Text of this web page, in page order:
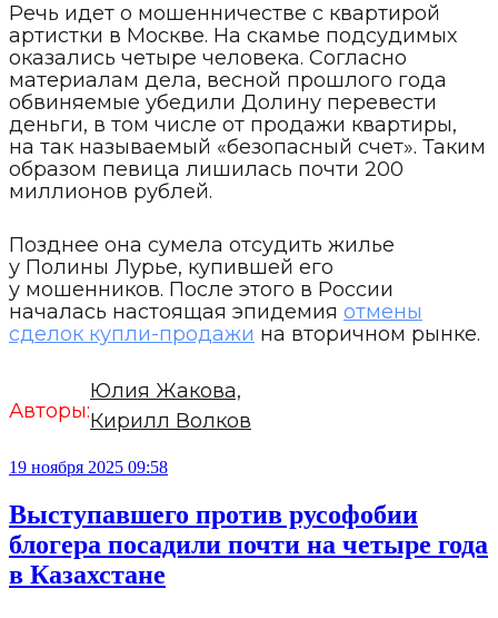
Речь идет о мошенничестве с квартирой
артистки в Москве. На скамье подсудимых
оказались четыре человека. Согласно
материалам дела, весной прошлого года
обвиняемые убедили Долину перевести
деньги, в том числе от продажи квартиры,
на так называемый «безопасный счет». Таким
образом певица лишилась почти 200
миллионов рублей.
Позднее она сумела отсудить жилье
у Полины Лурье, купившей его
у мошенников. После этого в России
началась настоящая эпидемия отмены
сделок купли-продажи на вторичном рынке.
Авторы:
Юлия Жакова,
Кирилл Волков
19 ноября 2025 09:58
Выступавшего против русофобии
блогера посадили почти на четыре года
в Казахстане